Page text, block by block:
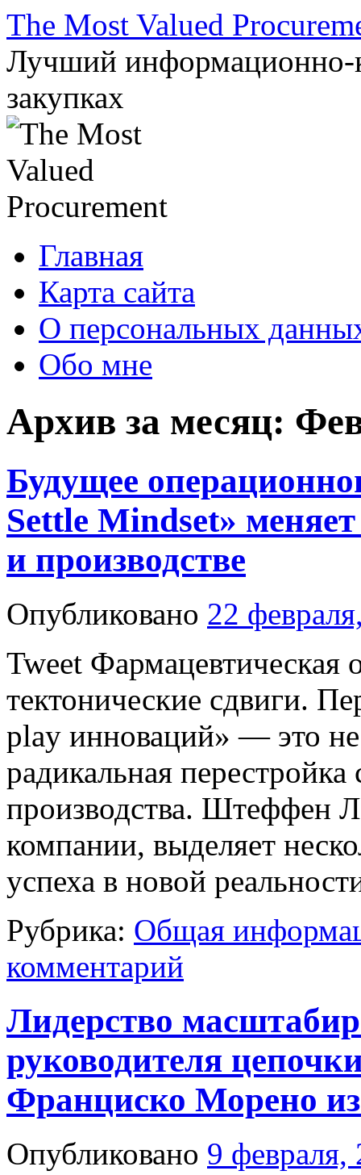
Перейти
содержимому
The Most Valued
Лучший информационно-
закупках
Главная
Карта сайта
О персональных
Обо мне
Архив за месяц:
Будущее
Settle Mindset»
и производстве
Опубликовано 22
Tweet Фармацевтическая
тектонические сдвиги.
play инноваций» — это
радикальная
производства. Штеффен
компании, выделяет
успеха в новой
Рубрика: Общая
комментарий
Лидерство
руководителя
Франциско Морено
Опубликовано 9 февраля,